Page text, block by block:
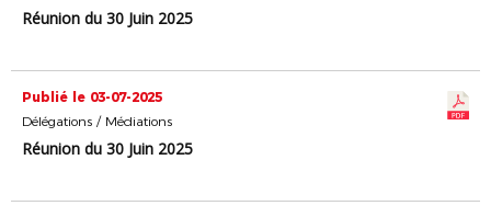
Réunion du 30 Juin 2025
Publié le 03-07-2025
Délégations / Médiations
Réunion du 30 Juin 2025